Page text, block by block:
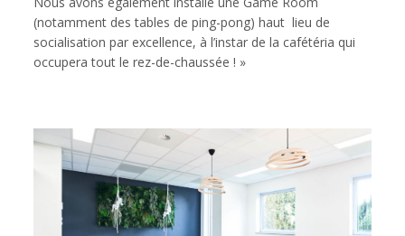
(notamment des tables de ping-pong) haut lieu de
socialisation par excellence, à l’instar de la cafétéria qui
occupera tout le rez-de-chaussée ! »